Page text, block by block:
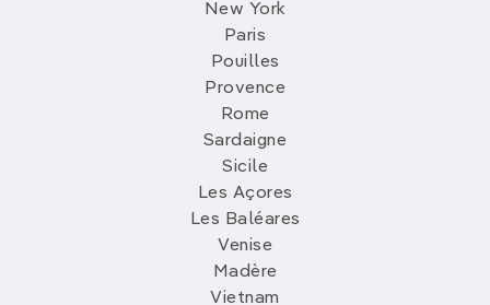
New York
Paris
Pouilles
Provence
Rome
Sardaigne
Sicile
Les Açores
Les Baléares
Venise
Madère
Vietnam